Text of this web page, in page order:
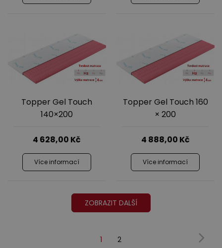
Topper Gel Touch
140×200
4 628,00 Kč
Více informací
Topper Gel Touch 160
× 200
4 888,00 Kč
Více informací
ZOBRAZIT DALŠÍ
1 2